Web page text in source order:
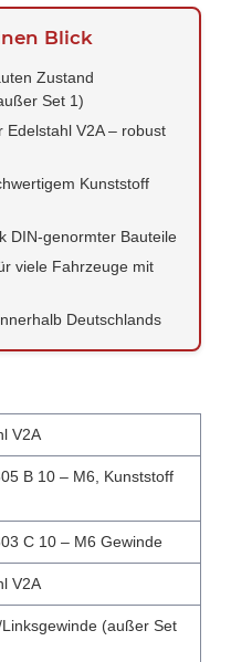
Blick
Zustand
Set 1)
V2A – robust
Kunststoff
DIN-genormter Bauteile
viele Fahrzeuge mit
Deutschlands
V2A
B 10 – M6, Kunststoff
C 10 – M6 Gewinde
V2A
(außer Set